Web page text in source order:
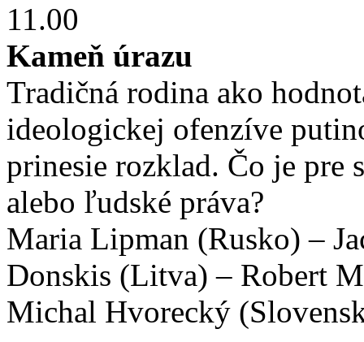
11.00
Kameň úrazu
Tradičná rodina ako
ideologickej ofenzíve
prinesie rozklad. Čo je pre
alebo ľudské práva?
Maria Lipman (Rusko) –
Donskis (Litva) – Robert
Michal Hvorecký